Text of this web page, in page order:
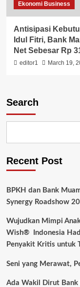
Ekonomi Business
Antisipasi
Idul Fitri, Bank
Net Sebesar Rp
editor1 March 19,
Search
Recent Post
BPKH dan Bank
Synergy Roadshow
Wujudkan Mimpi
Wish® Indonesia
Penyakit Kritis untuk
Seni yang Merawat,
Ada Wakil Dirut Bank